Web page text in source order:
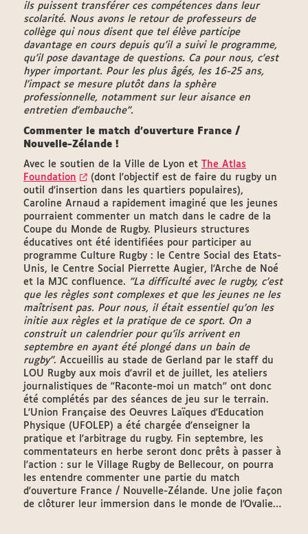
ils puissent transférer ces compétences dans leur
scolarité. Nous avons le retour de professeurs de
collège qui nous disent que tel élève participe
davantage en cours depuis qu'il a suivi le programme,
qu'il pose davantage de questions. Ca pour nous, c'est
hyper important. Pour les plus âgés, les 16-25 ans,
l'impact se mesure plutôt dans la sphère
professionnelle, notamment sur leur aisance en
entretien d'embauche".
Commenter le match d'ouverture France /
Nouvelle-Zélande !
Avec le soutien de la Ville de Lyon et
The Atlas
Foundation
(dont l'objectif est de faire du rugby un
outil d'insertion dans les quartiers populaires),
Caroline Arnaud a rapidement imaginé que les jeunes
pourraient commenter un match dans le cadre de la
Coupe du Monde de Rugby. Plusieurs structures
éducatives ont été identifiées pour participer au
programme Culture Rugby : le Centre Social des Etats-
Unis, le Centre Social Pierrette Augier, l'Arche de Noé
et la MJC confluence. "La difficulté avec le rugby, c'est
que les règles sont complexes et que les jeunes ne les
maîtrisent pas. Pour nous, il était essentiel qu'on les
initie aux règles et la pratique de ce sport. On a
construit un calendrier pour qu'ils arrivent en
septembre en ayant été plongé dans un bain de
rugby". Accueillis au stade de Gerland par le staff du
LOU Rugby aux mois d'avril et de juillet, les ateliers
journalistiques de "Raconte-moi un match" ont donc
été complétés par des séances de jeu sur le terrain.
L'Union Française des Oeuvres Laïques d'Education
Physique (UFOLEP) a été chargée d'enseigner la
pratique et l'arbitrage du rugby. Fin septembre, les
commentateurs en herbe seront donc prêts à passer à
l'action : sur le Village Rugby de Bellecour, on pourra
les entendre commenter une partie du match
d'ouverture France / Nouvelle-Zélande. Une jolie façon
de clôturer leur immersion dans le monde de l'Ovalie…